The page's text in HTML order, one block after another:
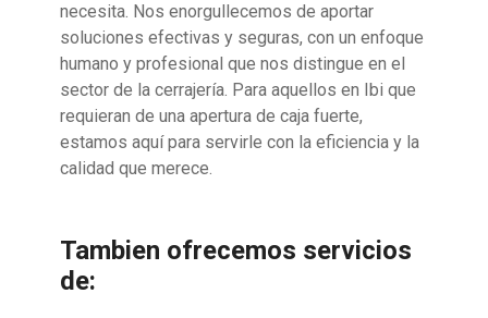
necesita. Nos enorgullecemos de aportar
soluciones efectivas y seguras, con un enfoque
humano y profesional que nos distingue en el
sector de la cerrajería. Para aquellos en Ibi que
requieran de una apertura de caja fuerte,
estamos aquí para servirle con la eficiencia y la
calidad que merece.
Tambien ofrecemos servicios
de: